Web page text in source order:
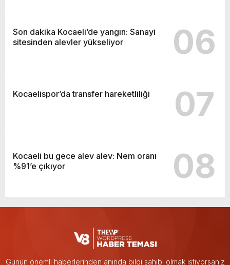
Son dakika Kocaeli’de yangın: Sanayi
sitesinden alevler yükseliyor
06
Kocaelispor’da transfer hareketliliği 07
Kocaeli bu gece alev alev: Nem oranı
%91’e çıkıyor
08
Günün önemli haberlerinden anında bilgi sahibi olmak istiyorsanız